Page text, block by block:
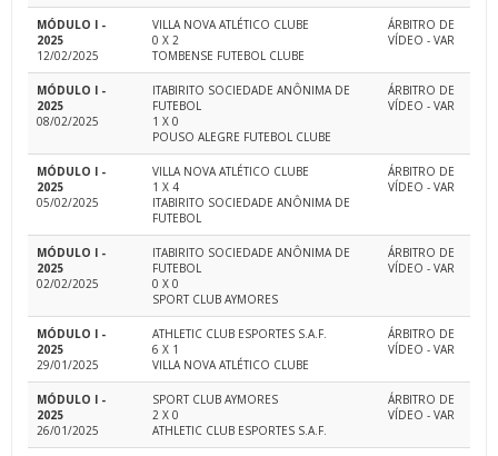
MÓDULO I -
2025
12/02/2025
VILLA NOVA ATLÉTICO CLUBE
0 X 2
TOMBENSE FUTEBOL CLUBE
ÁRBITRO DE
VÍDEO - VAR
MÓDULO I -
2025
08/02/2025
ITABIRITO SOCIEDADE ANÔNIMA DE
FUTEBOL
1 X 0
POUSO ALEGRE FUTEBOL CLUBE
ÁRBITRO DE
VÍDEO - VAR
MÓDULO I -
2025
05/02/2025
VILLA NOVA ATLÉTICO CLUBE
1 X 4
ITABIRITO SOCIEDADE ANÔNIMA DE
FUTEBOL
ÁRBITRO DE
VÍDEO - VAR
MÓDULO I -
2025
02/02/2025
ITABIRITO SOCIEDADE ANÔNIMA DE
FUTEBOL
0 X 0
SPORT CLUB AYMORES
ÁRBITRO DE
VÍDEO - VAR
MÓDULO I -
2025
29/01/2025
ATHLETIC CLUB ESPORTES S.A.F.
6 X 1
VILLA NOVA ATLÉTICO CLUBE
ÁRBITRO DE
VÍDEO - VAR
MÓDULO I -
2025
26/01/2025
SPORT CLUB AYMORES
2 X 0
ATHLETIC CLUB ESPORTES S.A.F.
ÁRBITRO DE
VÍDEO - VAR